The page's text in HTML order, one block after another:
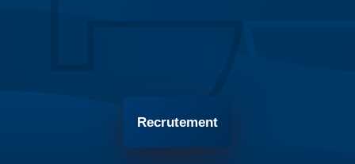
Recrutement